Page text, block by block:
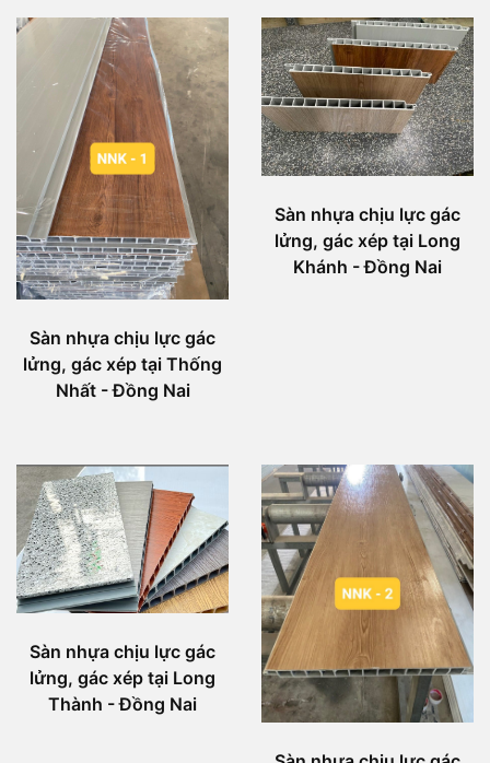
Sàn nhựa chịu lực gác
lửng, gác xép tại Thống
Nhất - Đồng Nai
Sàn nhựa chịu lực gác
lửng, gác xép tại Long
Khánh - Đồng Nai
Sàn nhựa chịu lực gác
lửng, gác xép tại Long
Thành - Đồng Nai